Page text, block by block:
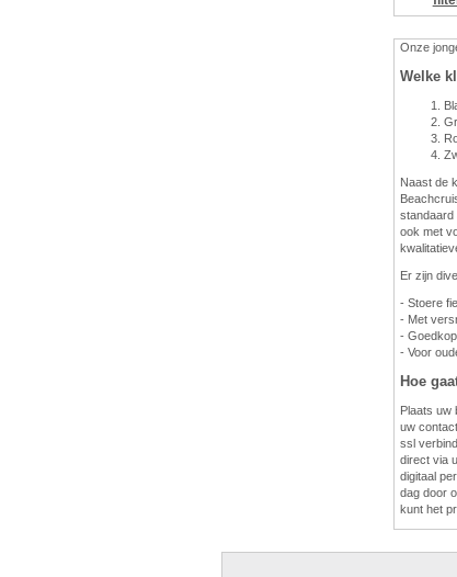
Onze
Welke
Naast de
standaard
ook met
Er zijn
- Stoere
- Met
-
- Voor
Hoe
Plaats uw
uw
ssl
direct via
digitaal
dag door
kunt het